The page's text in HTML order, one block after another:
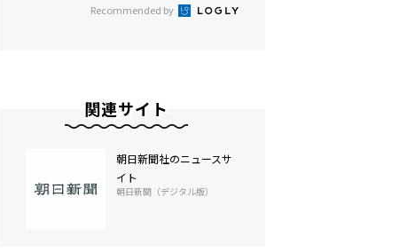
Recommended by
関連サイト
朝日新聞社のニュースサ
イト
朝日新聞（デジタル版）